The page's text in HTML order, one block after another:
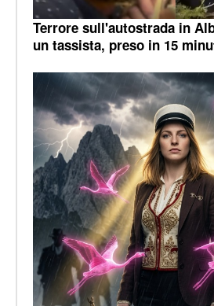
Terrore sull'autostrada in
un tassista, preso in 15